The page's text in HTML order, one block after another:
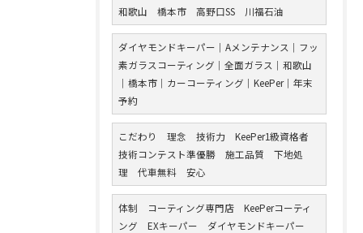
和歌山 橋本市 高野口SS 川福石油
ダイヤモンドキーパー｜Aメンテナンス｜フッ
素ガラスコーティング｜全面ガラス｜和歌山
｜橋本市｜カーコーティング｜KeePer｜年末
予約
こだわり 理念 技術力 KeePer1級資格者
技術コンテスト準優勝 施工品質 下地処
理 代車無料 安心
体制 コーティング専門店 KeePerコーティ
ング EXキーパー ダイヤモンドキーパー